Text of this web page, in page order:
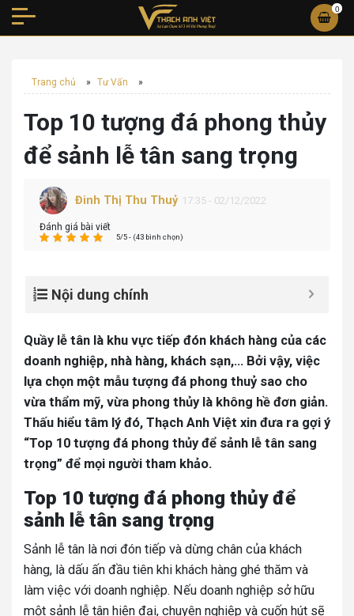
0
Trang chủ » Tư Vấn »
Top 10 tượng đá phong thủy
để sảnh lễ tân sang trọng
Đinh Thị Thu Thuỷ 17:35 - 02/12/2022
Đánh giá bài viết
5/5 - (43 bình chọn)
Nội dung chính
Quầy lễ tân là khu vực tiếp đón khách hàng của các
doanh nghiệp, nhà hàng, khách sạn,… Bởi vậy, việc
lựa chọn một mẫu tượng đá phong thuỷ sao cho
vừa thẩm mỹ, vừa phong thủy là không hề đơn giản.
Thấu hiểu tâm lý đó, Thạch Anh Việt xin đưa ra gợi ý
“Top 10 tượng đá phong thủy để sảnh lễ tân sang
trọng” để mọi người tham khảo.
Top 10 tượng đá phong thủy để
sảnh lễ tân sang trọng
Sảnh lễ tân là nơi đón tiếp và dừng chân của khách
hàng, là dấu ấn đầu tiên khi khách hàng ghé thăm và
làm việc với doanh nghiệp. Nếu doanh nghiệp sở hữu
một sảnh lễ tân hiện đại, chuyên nghiệp và cuốn hút sẽ